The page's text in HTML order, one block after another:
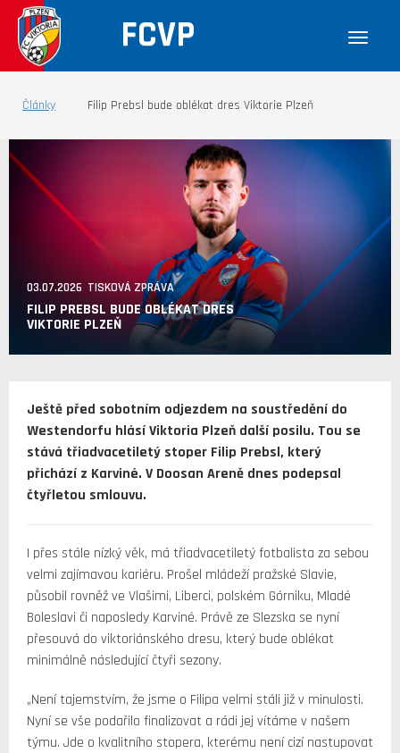
FCVP
Články Filip Prebsl bude oblékat dres Viktorie Plzeň
03.07.2026 TISKOVÁ ZPRÁVA
FILIP PREBSL BUDE OBLÉKAT DRES
VIKTORIE PLZEŇ
Ještě před sobotním odjezdem na soustředění do
Westendorfu hlásí Viktoria Plzeň další posilu. Tou se
stává třiadvacetiletý stoper Filip Prebsl, který
přichází z Karviné. V Doosan Areně dnes podepsal
čtyřletou smlouvu.
I přes stále nízký věk, má třiadvacetiletý fotbalista za sebou
velmi zajímavou kariéru. Prošel mládeží pražské Slavie,
působil rovněž ve Vlašimi, Liberci, polském Górniku, Mladé
Boleslavi či naposledy Karviné. Právě ze Slezska se nyní
přesouvá do viktoriánského dresu, který bude oblékat
minimálně následující čtyři sezony.
„Není tajemstvím, že jsme o Filipa velmi stáli již v minulosti.
Nyní se vše podařilo finalizovat a rádi jej vítáme v našem
týmu. Jde o kvalitního stopera, kterému není cizí nastupovat